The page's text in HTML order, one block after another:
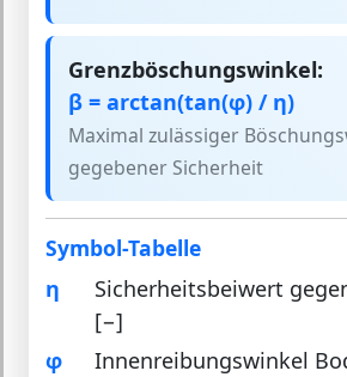
Grenzböschungswinkel:
β = arctan(tan(φ) / η)
Maximal zulässiger
gegebener Sicherheit
Symbol-Tabelle
η
Sicherheitsbeiwert
[−]
φ
Innenreibungswinkel